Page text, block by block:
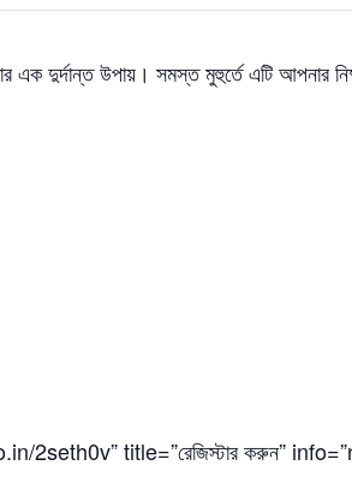
দুর্দান্ত উপায়। সমস্ত মুহুর্তে এটি আপনার
title=”রেজিস্টার করুন”